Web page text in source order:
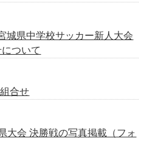
城県中学校サッカー新人大会
ついて
合せ
大会 決勝戦の写真掲載（フォ